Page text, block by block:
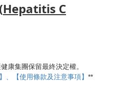
Hepatitis C
康集團保留最終決定權。
、【使用條款及注意事項】 **